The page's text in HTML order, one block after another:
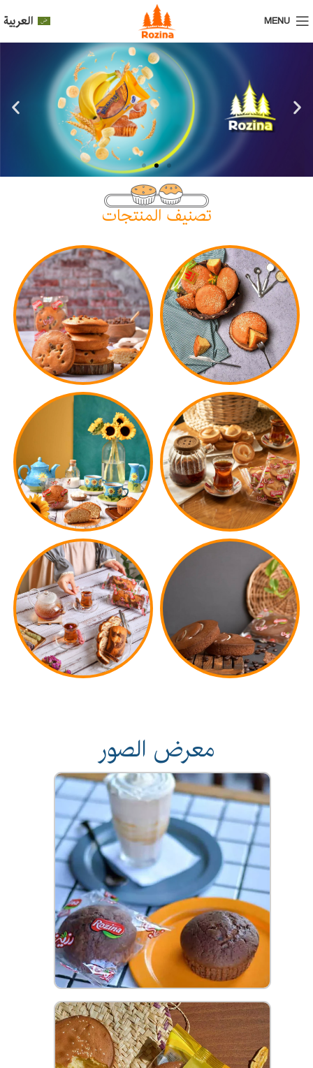
MENU العربية
تصنيف المنتجات
معرض الصور